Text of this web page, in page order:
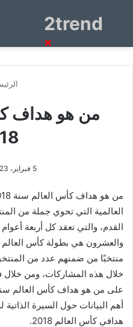
2trendبحث
من هو هداف
5 فبراير، 2023
العالمية التي تحوي جملة من
القدم، والتي تعقد كل أربعة
منتخبًا من ضمنهم عدد من
خلال هذه المشاركات، ومن خلال
أهم البيانات حول السيرة
هدافي كأس العالم 2018.
×